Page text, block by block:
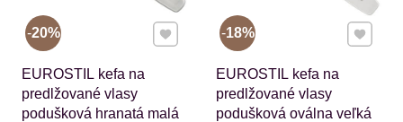
EUROSTIL kefa na
predlžované vlasy
podušková hranatá malá
20% Pridať k Obľúbeným
EUROSTIL kefa na
predlžované vlasy
podušková oválna veľká
18% Pridať